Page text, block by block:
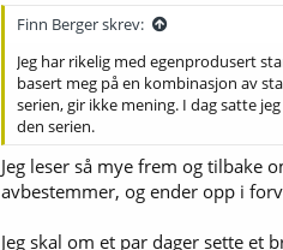
j
o
e
r
:
Finn Berger skrev:
Jeg har rikelig med egenprodusert
basert meg på en kombinasjon av
serien, gir ikke mening. I dag satte
den serien.
Jeg leser så mye frem og tilbake
avbestemmer, og ender opp i
Jeg skal om et par dager sette et